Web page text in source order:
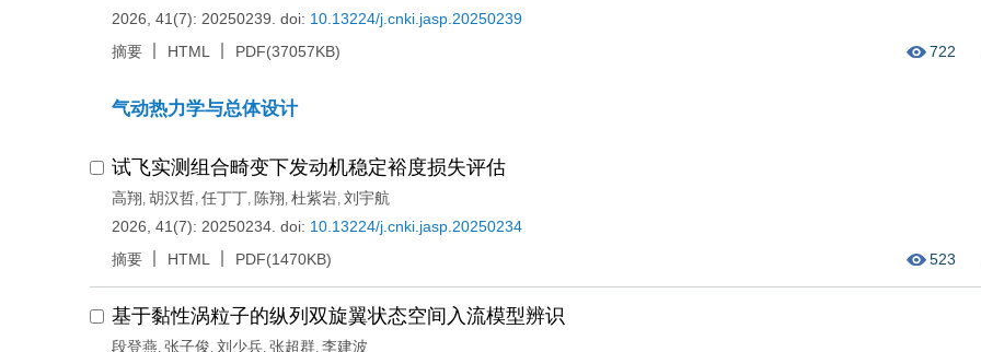
2026, 41(7): 20250239. doi: 10.13224/j.cnki.jasp.20250239
摘要
HTML PDF(37057KB) 722
气动热力学与总体设计
试飞实测组合畸变下发动机稳定裕度损失评估
高翔, 胡汉哲, 任丁丁, 陈翔, 杜紫岩, 刘宇航
2026, 41(7): 20250234. doi: 10.13224/j.cnki.jasp.20250234
摘要
HTML PDF(1470KB) 523
基于黏性涡粒子的纵列双旋翼状态空间入流模型辨识
段登燕, 张子俊, 刘少兵, 张超群, 李建波